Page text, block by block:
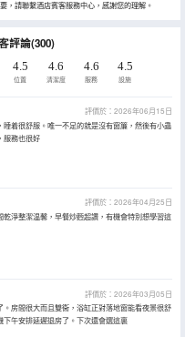
，請聯繫酒店賓客服務中心，感謝您的理解。
評論(300)
4.5
位置
4.6
清潔度
4.6
服務
4.5
設施
評價於：2026年06月15日
着很舒服。唯一不足的就是沒有窗簾，然後有小蟲
服務也很好
評價於：2026年04月25日
乾淨整潔温馨，早餐炒麪超讚，有機會特別想學習這
評價於：2026年03月05日
房間很大而且雙衞，浴缸正對落地窗能看夜景很舒
午安排延遲退房了。下次還會選這裏